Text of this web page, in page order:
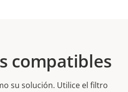
compatibles
su solución. Utilice el filtro